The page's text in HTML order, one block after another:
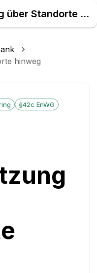
PV-Stromnutzung über Standorte hinweg | Wissensdatenbank
hinweg
§42c EnWG